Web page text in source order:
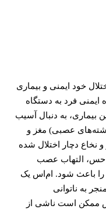
خود ایمنی و بیماری
فرد به دستگاه
به دنبال آسیب
عصبی) مغز و
نخاع دچار اختلال شده
حس، التهاب عصب
را باعث شود. ام‌اس یک
به ناتوانی
ممکن است ناشی از